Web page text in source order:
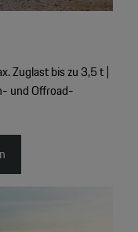
Zuglast bis zu 3,5 t |
und Offroad-